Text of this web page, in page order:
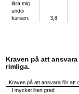
lära mig
under
kursen.
3,8
Kraven på att
rimliga.
Kraven på att ansvara för att
I mycket liten grad